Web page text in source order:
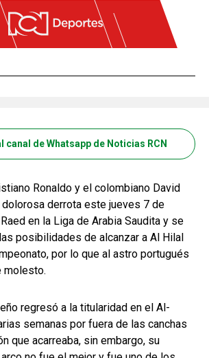
canal de Whatsapp de Noticias RCN
Ronaldo y el colombiano David
derrota este jueves 7 de
en la Liga de Arabia Saudita y se
posibilidades de alcanzar a Al Hilal
por lo que al astro portugués
molesto.
regresó a la titularidad en el Al-
semanas por fuera de las canchas
que acarreaba, sin embargo, su